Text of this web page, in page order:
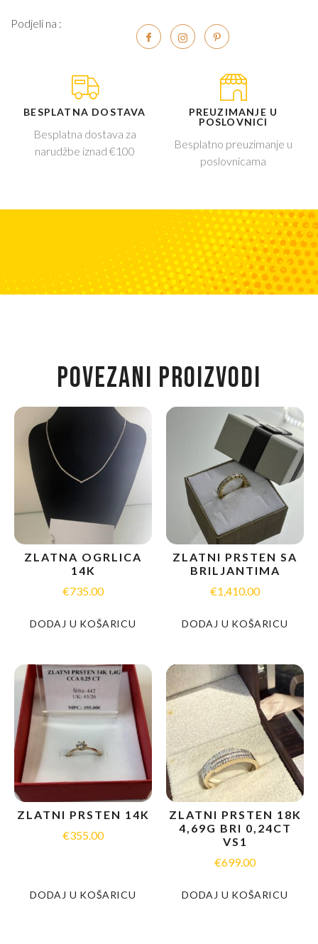
Podjeli na :
BESPLATNA DOSTAVA
Besplatna dostava za
narudžbe iznad €100
PREUZIMANJE U
POSLOVNICI
Besplatno preuzimanje u
poslovnicama
POVEZANI PROIZVODI
ZLATNA OGRLICA
14K
€735.00
DODAJ U KOŠARICU
ZLATNI PRSTEN SA
BRILJANTIMA
€1,410.00
DODAJ U KOŠARICU
ZLATNI PRSTEN 14K
€355.00
DODAJ U KOŠARICU
ZLATNI PRSTEN 18K
4,69G BRI 0,24CT
VS1
€699.00
DODAJ U KOŠARICU